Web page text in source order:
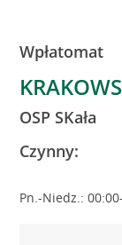
Wpłatomat
OSP SKała
Czynny:
Pn.-Niedz.: